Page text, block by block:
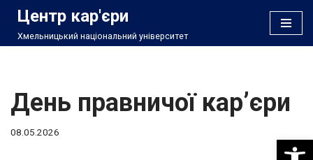
Перейти
Центр кар'єри
Хмельницький національний університет
День правничої кар’єри
08.05.2026